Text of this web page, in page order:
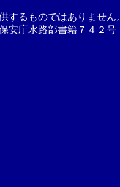
するものではありませ
安庁水路部書籍７４２